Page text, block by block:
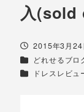
入(sold
投稿日
2015年3月24
カテゴリー
どれせるブロ
カテゴリー
ドレスレビュ